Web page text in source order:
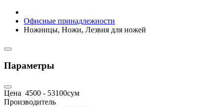
Офисные принадлежности
Ножницы, Ножи, Лезвия для ножей
Параметры
Цена 4500 - 53100сум
Производитель